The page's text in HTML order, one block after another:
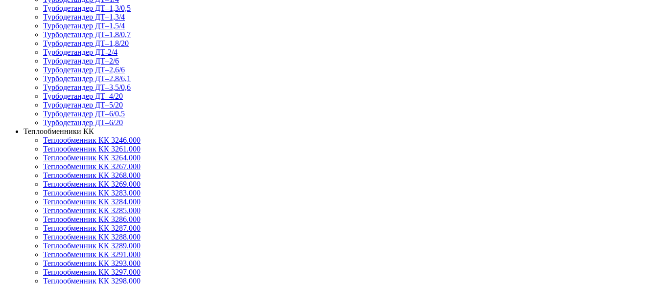
Турбодетандер ДТ–1,3/0,5
Турбодетандер ДТ–1,3/4
Турбодетандер ДТ–1,5/4
Турбодетандер ДТ–1,8/0,7
Турбодетандер ДТ–1,8/20
Турбодетандер ДТ-2/4
Турбодетандер ДТ–2/6
Турбодетандер ДТ–2,6/6
Турбодетандер ДТ–2,8/6,1
Турбодетандер ДТ–3,5/0,6
Турбодетандер ДТ–4/20
Турбодетандер ДТ–5/20
Турбодетандер ДТ–6/0,5
Турбодетандер ДТ–6/20
Теплообменники КК
Теплообменник КК 3246.000
Теплообменник КК 3261.000
Теплообменник КК 3264.000
Теплообменник КК 3267.000
Теплообменник КК 3268.000
Теплообменник КК 3269.000
Теплообменник КК 3283.000
Теплообменник КК 3284.000
Теплообменник КК 3285.000
Теплообменник КК 3286.000
Теплообменник КК 3287.000
Теплообменник КК 3288.000
Теплообменник КК 3289.000
Теплообменник КК 3291.000
Теплообменник КК 3293.000
Теплообменник КК 3297.000
Теплообменник КК 3298.000